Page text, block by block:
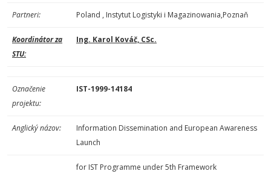
Partneri: Poland , Instytut Logistyki i Magazinowania,Poznaň
Koordinátor za
STU:
Ing. Karol Kováč, CSc.
Označenie
projektu:
IST-1999-14184
Anglický názov:
Information Dissemination and European Awareness
Launch
for IST Programme under 5th Framework